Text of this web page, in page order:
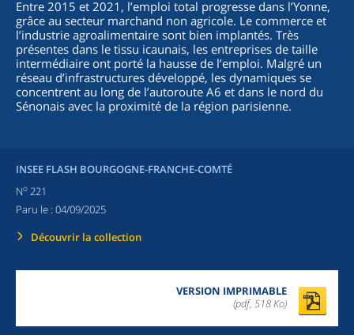
Entre 2015 et 2021, l’emploi total progresse dans l’Yonne,
grâce au secteur marchand non agricole. Le commerce et
l’industrie agroalimentaire sont bien implantés. Très
présentes dans le tissu icaunais, les entreprises de taille
intermédiaire ont porté la hausse de l’emploi. Malgré un
réseau d’infrastructures développé, les dynamiques se
concentrent au long de l’autoroute A6 et dans le nord du
Sénonais avec la proximité de la région parisienne.
INSEE FLASH BOURGOGNE-FRANCHE-COMTÉ
No 221
Paru le : 04/09/2025
Découvrir la collection
VERSION IMPRIMABLE
(pdf, 518 Ko)